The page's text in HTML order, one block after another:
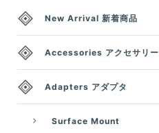
New Arrival 新着商品
Accessories アクセサリー
Adapters アダプタ
Surface Mount